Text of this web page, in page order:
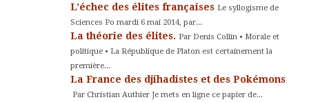
L’échec des élites françaises Le syllogisme de
Sciences Po mardi 6 mai 2014, par...
La théorie des élites. Par Denis Collin • Morale et
politique • La République de Platon est certainement la
première...
La France des djihadistes et des Pokémons
Par Christian Authier Je mets en ligne ce papier de...